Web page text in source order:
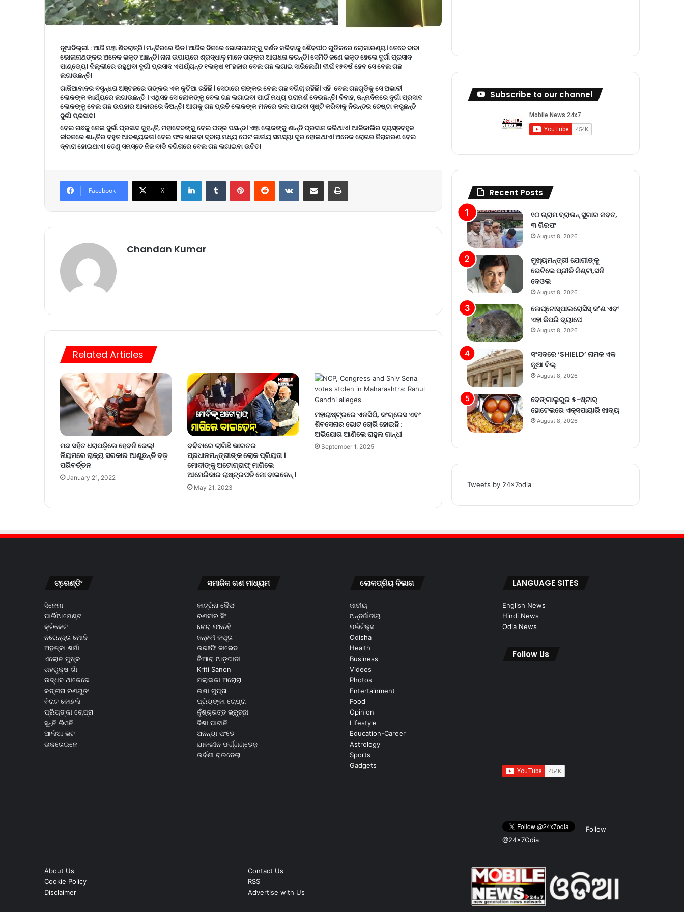
ନୂଆଦିଲ୍ଲୀ :ଆଜି ମହା ଶିବରାତ୍ରି। ମନ୍ଦିରରେ ଭିଡ। ଆଜିର ଦିନରେ ଭୋଳାନାଥଙ୍କୁ ଦର୍ଶନ କରିବାକୁ ଶୈବପୀଠ ଗୁଡିକରେ ଲୋକାରଣ୍ୟ। ତେବେ ବାବା
ଭୋଳାନାଥଙ୍କର ଅନେକ ଭକ୍ତ ଅଛନ୍ତି। ନାନା ଉପାୟରେ ଶ୍ରଦ୍ଧାଳୁ ମାନେ ତାଙ୍କର ଆରାଧନା କରନ୍ତି। ସେମିତି ଜଣେ ଭକ୍ତ ହେଲେ ଦୁର୍ଗା ପ୍ରସାଦ
ପାଣ୍ଡ୍ୟେ। ଦିଲ୍ଲୀରେ ରହୁଥିବା ଦୁର୍ଗା ପ୍ରସାଦ ଏପର୍ଯ୍ୟନ୍ତ ୧ଲକ୍ଷ ୧୮ହଜାର ବେଲ ଗଛ ଲଗାଇ ସାରିଲେଣି। ଦୀର୍ଘ ୧୫ବର୍ଷ ହେବ ସେ ବେଲ ଗଛ
ଲଗାଉଛନ୍ତି।
ଗାଜିଆବାଦର ବସୁନ୍ଧରା ଅଞ୍ଚଳରେ ତାଙ୍କର ଏକ କୁଟିଆ ରହିଛି । ସେଠାରେ ତାଙ୍କର ବେଲ ଗଛ ବଗିଚା ରହିଛି। ଏହି ବେଲ ଗଛଗୁଡିକୁ ସେ ଅଭାବୀ
ଲୋକଙ୍କ କାର୍ଯ୍ୟରେ ଲଗାଉଛନ୍ତି । ଏଥିସହ ସେ ଲୋକଙ୍କୁ ବେଲ ଗଛ ଲଗାଇବା ପାଇଁ ମଧ୍ୟ ପରାମର୍ଶ ଦେଉଛନ୍ତି। ବିବାହ, ଜନ୍ମଦିନରେ ଦୁର୍ଗା ପ୍ରସାଦ
ଲୋକଙ୍କୁ ବେଲ ଗଛ ଉପହାର ଆକାରରେ ଦିଅନ୍ତି। ଆଗକୁ ଗଛ ପ୍ରତି ଲୋକଙ୍କ ମନରେ ଭଲ ପାଇବା ସୃଷ୍ଟି କରିବାକୁ ନିରନ୍ତର ଚେଷ୍ଟା କରୁଛନ୍ତି
ଦୁର୍ଗା ପ୍ରସାଦ।
ବେଲ ଗଛକୁ ନେଇ ଦୁର୍ଗା ପ୍ରସାଦ କୁହନ୍ତି, ମହାଦେବଙ୍କୁ ବେଲ ପତ୍ର ପସନ୍ଦ। ଏହା ଲୋକଙ୍କୁ ଶାନ୍ତି ପ୍ରଦାନ କରିଥାଏ। ଆଜିକାଲିର ବ୍ୟସ୍ତବହୁଳ
ଜୀବନରେ ଶାନ୍ତିର ବହୁତ ଆବଶ୍ୟକତା। ବେଲ ଫଳ ଖାଇବା ଦ୍ବାରା ମଧ୍ୟ ପେଟ ଜାତୀୟ ସମସ୍ୟା ଦୂର ହୋଇଥାଏ। ଅନେକ ରୋଗର ନିରାକରଣ ବେଲ
ଦ୍ବାରା ହୋଇଥାଏ। ତେଣୁ ସମସ୍ତେ ନିଜ ବାଡି ବଗିତାରେ ବେଲ ଗଛ ଲଗାଇବା ଉଚିତ।
Facebook X
Chandan Kumar
Related Articles
ମଦ ସହିତ ଧରାପଡ଼ିଲେ ହେବନି ଜେଲ୍!
ନିୟମରେ ରାଜ୍ୟ ସରକାର ଆଣୁଛନ୍ତି ବଡ଼
ପରିବର୍ତ୍ତନ
January 21, 2022
ବଢିବାରେ ଲାଗିଛି ଭାରତର
ପ୍ରଧାନମନ୍ତ୍ରୀଙ୍କ ଲୋକ ପ୍ରିୟତା ।
ମୋଦୀଙ୍କୁ ଅଟୋଗ୍ରାଫ୍ ମାଗିଲେ
ଆମେରିକାର ରାଷ୍ଟ୍ରପତି ଜୋ ବାଇଡେନ୍ ।
May 21, 2023
ମହାରାଷ୍ଟ୍ରରେ ଏନସିପି, କଂଗ୍ରେସ ଏବଂ
ଶିବସେନାର ଭୋଟ ଚୋରି ହୋଇଛି :
ଅଭିଯୋଗ ଆଣିଲେ ରାହୁଲ ଗାନ୍ଧୀ
September 1, 2025
Subscribe to our channel
Recent Posts
୧୦ ଗ୍ରାମ ବ୍ରାଉନ୍ ସୁଗାର ଜବତ,
୩ ଗିରଫ
August 8, 2026
ମୁଖ୍ୟମନ୍ତ୍ରୀ ଯୋଗୀଙ୍କୁ
ଭେଟିଲେ ପ୍ରୀତି ଜିଣ୍ଟା,ସନି
ଦେଓଲ
August 8, 2026
ଲେପ୍ଟୋସ୍ପାଇରୋସିସ୍ କ’ଣ ଏବଂ
ଏହା କିପରି ବ୍ୟାପେ
August 8, 2026
ସଂସଦରେ ‘SHIELD’ ନାମକ ଏକ
ନୂଆ ବିଲ୍
August 8, 2026
ବେଙ୍ଗାଲୁରୁର ୫-ଷ୍ଟାର୍
ହୋଟେଲରେ ଏକ୍ସପାୟାରି ଖାଦ୍ୟ
August 8, 2026
Tweets by 24x7odia
ଟ୍ରେଣ୍ଡିଂ
ସିନେମା
ପାର୍ଲିଆମେଣ୍ଟ
କ୍ରିକେଟ
ନରେନ୍ଦ୍ର ମୋଦି
ଅନୁଷ୍କା ଶର୍ମା
ଏଲୋନ ମୁଷ୍କ
ଶହରୁକ୍ଷ ଖାଁ
ଉଦ୍ଧବ ଥାକେରେ
କଙ୍ଗନା ରଣୟୁତଂ
ବିରାଟ କୋହଲି
ପ୍ରିୟଙ୍କା ଚୋପ୍ରା
ସୁନ୍ନି ଲିଓନି
ଆଲିଆ ଭଟ
ଉକରେଇନେ
ସମାଜିକ ଗଣ ମାଧ୍ୟମ
କାଟ୍ରିନା କୈଫ
ରଣବୀର ସିଂ
ନୋରା ଫତେହି
ଜନ୍ହବୀ କପୂର
ଉରଃଫି ଜାଭେଦ
କିଆରା ଆଡ଼ଭାନୀ
Kriti Sanon
ମଲାଇକା ଅରୋରା
ଇଷା ଗୁପ୍ତା
ପ୍ରିୟଙ୍କା ଚୋପ୍ରା
ନୁଁଶ୍ର୍ରତ୍ତ ଭ୍ରୁଚ୍ଛା
ଦିଶା ପାଟାନି
ଅନନ୍ୟା ପଂଡେ
ଯାକଲୀନ ଫର୍ଣ୍ଣଣ୍ଡେଜ଼
ଉର୍ବଶୀ ରାଉତେଲା
ଲୋକପ୍ରିୟ ବିଭାଗ
ଜାତୀୟ
ଅନ୍ତର୍ଜାତୀୟ
ପଲିଟିକ୍ସ
Odisha
Health
Business
Videos
Photos
Entertainment
Food
Opinion
Lifestyle
Education-Career
Astrology
Sports
Gadgets
LANGUAGE SITES
English News
Hindi News
Odia News
Follow Us
Follow
@24x7Odia
About Us
Cookie Policy
Disclaimer
Contact Us
RSS
Advertise with Us